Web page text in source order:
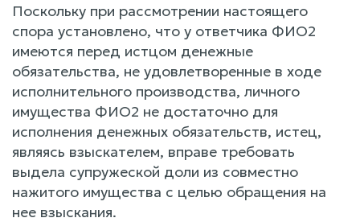
Поскольку при рассмотрении настоящего
спора установлено, что у ответчика ФИО2
имеются перед истцом денежные
обязательства, не удовлетворенные в ходе
исполнительного производства, личного
имущества ФИО2 не достаточно для
исполнения денежных обязательств, истец,
являясь взыскателем, вправе требовать
выдела супружеской доли из совместно
нажитого имущества с целью обращения на
нее взыскания.